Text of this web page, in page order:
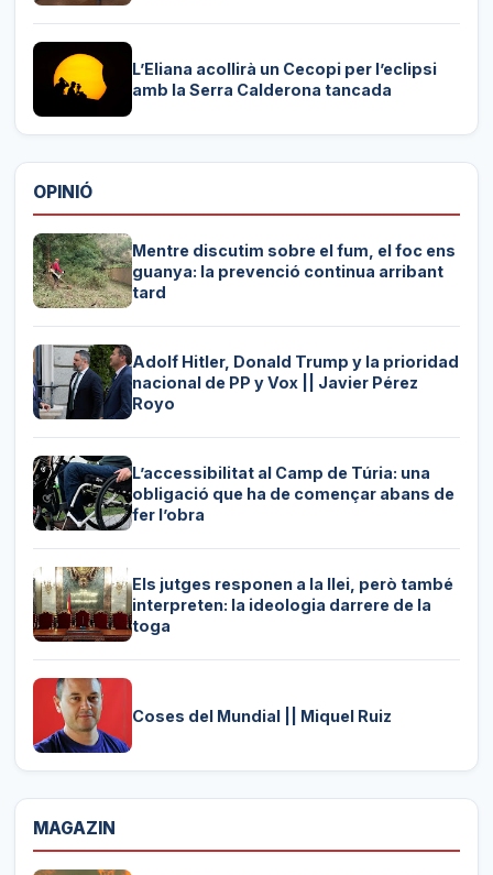
L’Eliana acollirà un Cecopi per l’eclipsi
amb la Serra Calderona tancada
OPINIÓ
Mentre discutim sobre el fum, el foc ens
guanya: la prevenció continua arribant
tard
Adolf Hitler, Donald Trump y la prioridad
nacional de PP y Vox || Javier Pérez
Royo
L’accessibilitat al Camp de Túria: una
obligació que ha de començar abans de
fer l’obra
Els jutges responen a la llei, però també
interpreten: la ideologia darrere de la
toga
Coses del Mundial || Miquel Ruiz
MAGAZIN